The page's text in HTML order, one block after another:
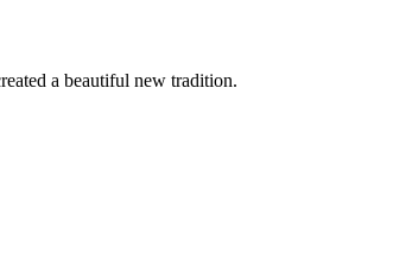
a beautiful new tradition.